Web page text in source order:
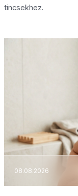
tincsekhez.
08.08.2026